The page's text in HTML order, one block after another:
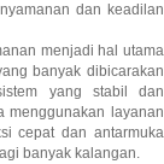
dan keadilan
menjadi hal utama
banyak dibicarakan
yang stabil dan
menggunakan layanan
cepat dan antarmuka
banyak kalangan.